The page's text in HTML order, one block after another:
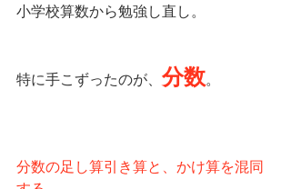
小学校算数から勉強し直し。
特に手こずったのが、 分数。
分数の足し算引き算と、かけ算を混同